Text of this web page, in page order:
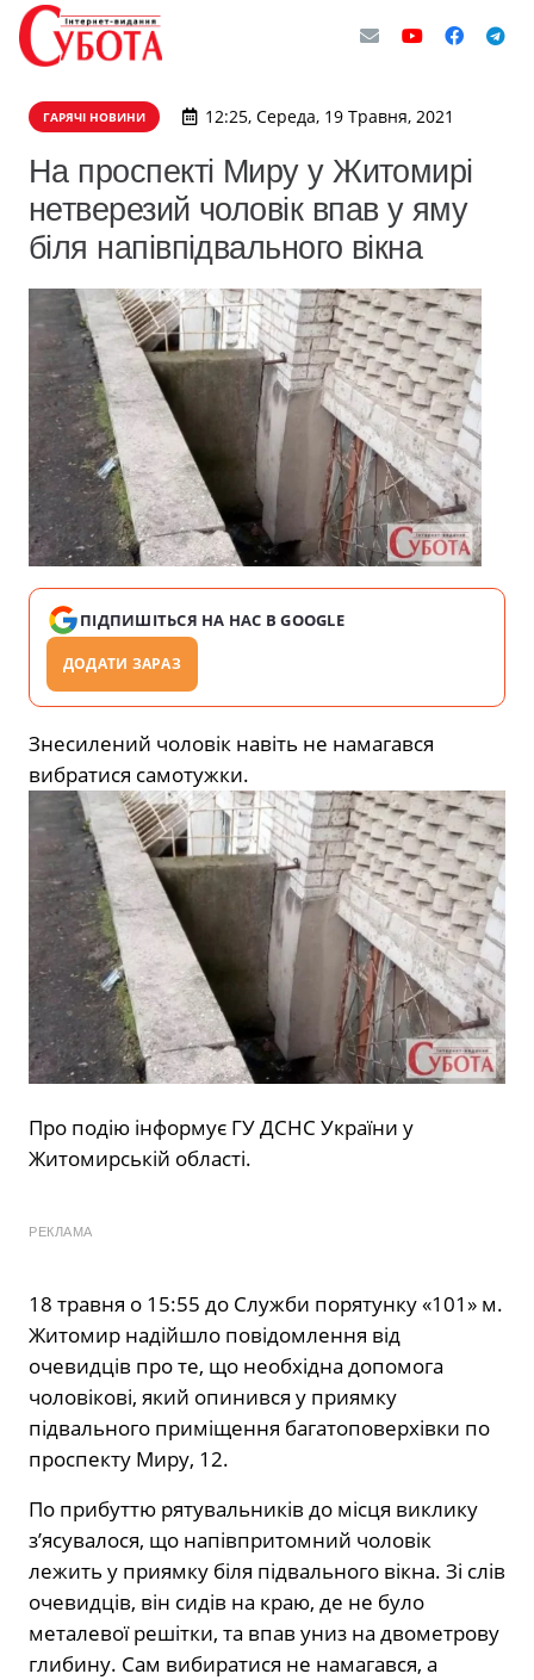
ГАРЯЧІ НОВИНИ 12:25, Середа, 19 Травня, 2021
На проспекті Миру у Житомирі
нетверезий чоловік впав у яму
біля напівпідвального вікна
ПІДПИШІТЬСЯ НА НАС В GOOGLE
ДОДАТИ ЗАРАЗ
Знесилений чоловік навіть не намагався
вибратися самотужки.
Про подію інформує ГУ ДСНС України у
Житомирській області.
РЕКЛАМА
18 травня о 15:55 до Служби порятунку «101» м.
Житомир надійшло повідомлення від
очевидців про те, що необхідна допомога
чоловікові, який опинився у приямку
підвального приміщення багатоповерхівки по
проспекту Миру, 12.
По прибуттю рятувальників до місця виклику
з’ясувалося, що напівпритомний чоловік
лежить у приямку біля підвального вікна. Зі слів
очевидців, він сидів на краю, де не було
металевої решітки, та впав униз на двометрову
глибину. Сам вибиратися не намагався, а